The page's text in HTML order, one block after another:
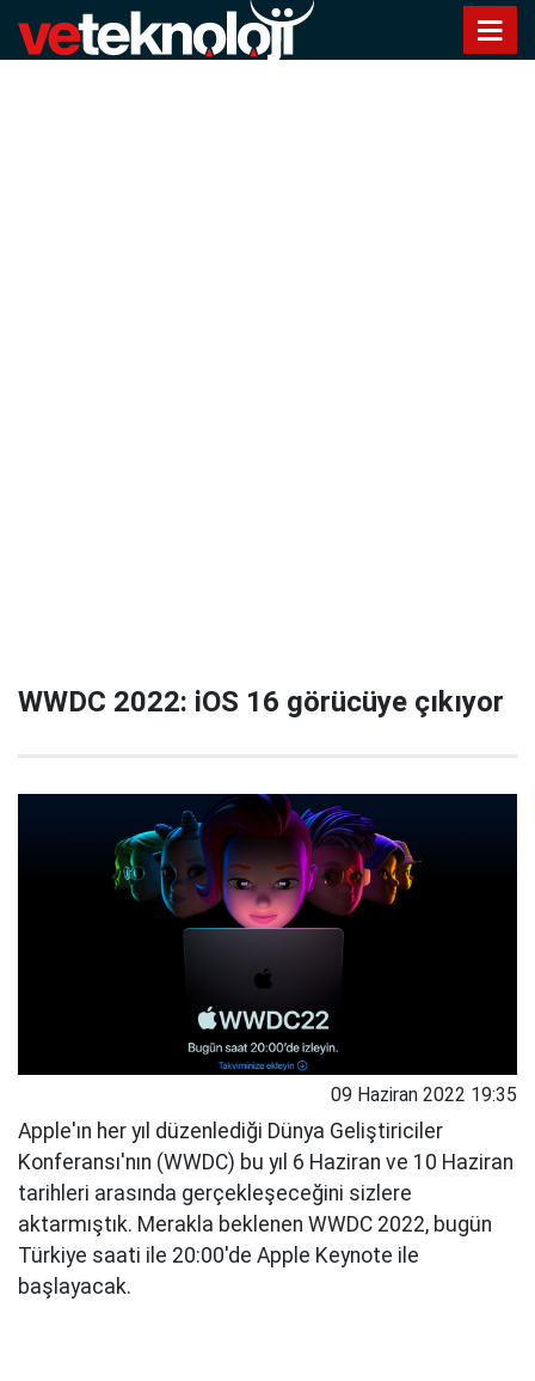
WWDC 2022: iOS 16 görücüye çıkıyor
09 Haziran 2022 19:35
Apple'ın her yıl düzenlediği Dünya Geliştiriciler
Konferansı'nın (WWDC) bu yıl 6 Haziran ve 10 Haziran
tarihleri ​​arasında gerçekleşeceğini sizlere
aktarmıştık. Merakla beklenen WWDC 2022, bugün
Türkiye saati ile 20:00'de Apple Keynote ile
başlayacak.